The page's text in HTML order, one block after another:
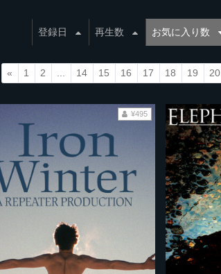
登録日 再生数 お気に入り数
« 1 2 14 15 16 17 18 19 20
¥495